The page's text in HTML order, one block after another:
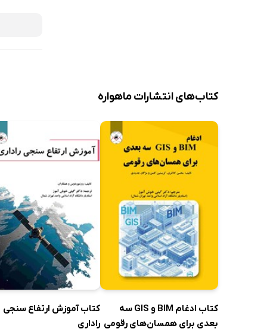
کتاب‌های انتشارات ماهواره
کتاب ادغام BIM و GIS سه
بعدی برای همسان‌های رقومی
کتاب آموزش ارتفاع سنجی
راداری